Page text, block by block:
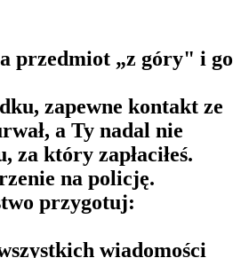
przedmiot „z góry" i go
zapewne kontakt ze
a Ty nadal nie
za który zapłaciłeś.
na policję.
przygotuj:
wiadomości